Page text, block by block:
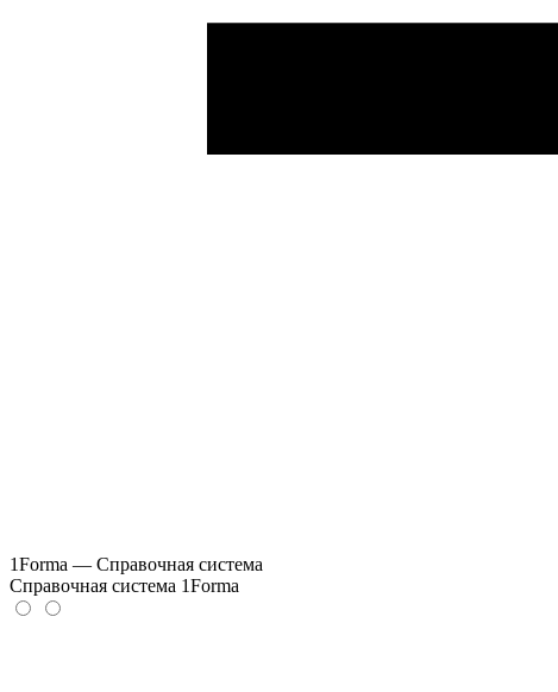
1Forma — Справочная система
Справочная система 1Forma